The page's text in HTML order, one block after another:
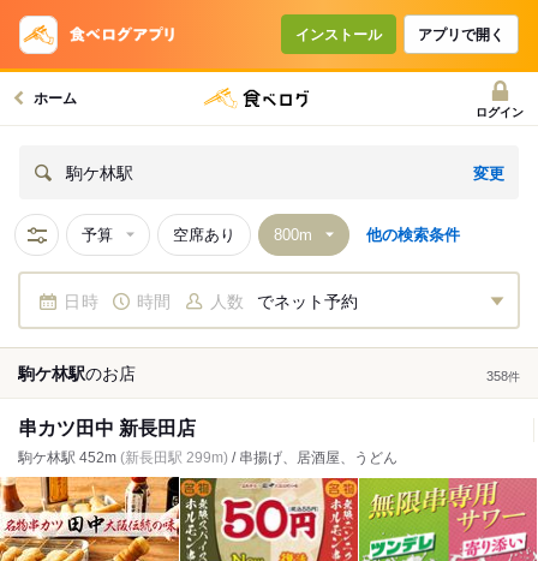
インストール アプリで開く
ホーム
ログイン
駒ケ林駅 変更
予算 空席あり 他の検索条件
日時 時間 人数 でネット予約
駒ケ林駅のお店 358件
串カツ田中 新長田店
駒ケ林駅 452m (新長田駅 299m) / 串揚げ、居酒屋、うどん